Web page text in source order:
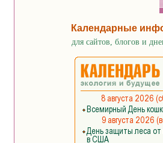
Календарные
для сайтов, блогов и